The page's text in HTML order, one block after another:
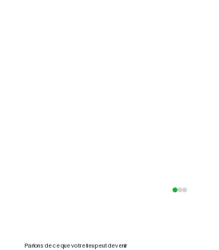
Parlons de ce que votre lieu peut devenir